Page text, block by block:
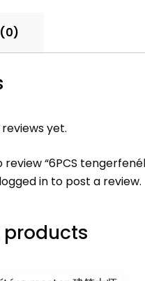
yet.
“6PCS
logged in to post a review.
products